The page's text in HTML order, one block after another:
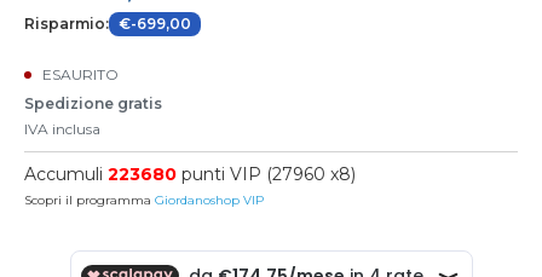
Risparmio: €-699,00
ESAURITO
Spedizione gratis
IVA inclusa
Accumuli 223680 punti VIP (27960 x8)
Scopri il programma Giordanoshop VIP